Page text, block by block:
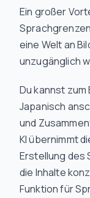
Ein großer
eine Welt an
unzugänglich
Du kannst
Japanisch
und
KI übernimmt
Erstellung des
die Inhalte
Funktion für